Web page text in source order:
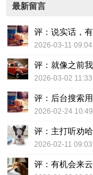
最新留言
评：说实话，
2026-03-11
评：就像之前
2026-03-02
评：后台搜索
2026-02-24
评：主打听劝
2026-02-11
评：有机会来云